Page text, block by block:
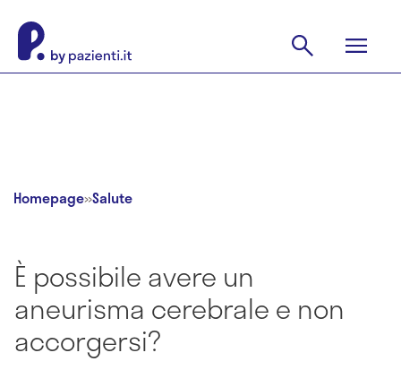
Homepage»Salute
È possibile avere un
aneurisma cerebrale e non
accorgersi?